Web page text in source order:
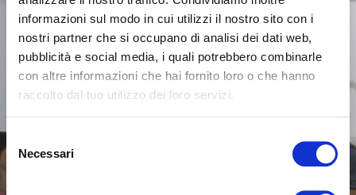
informazioni sul modo in cui utilizzi il nostro sito con i
nostri partner che si occupano di analisi dei dati web,
pubblicità e social media, i quali potrebbero combinarle
con altre informazioni che hai fornito loro o che hanno
raccolto dal tuo utilizzo dei loro servizi.
delNecessari